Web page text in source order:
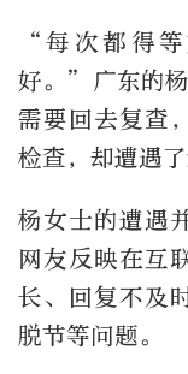
“每次都得
好。”广东的
需要回去复查
检查，却遭遇
杨女士的遭遇
网友反映在互
长、回复不及
脱节等问题。